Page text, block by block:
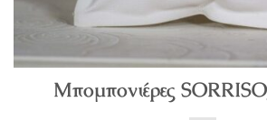
Μπομπονιέρες